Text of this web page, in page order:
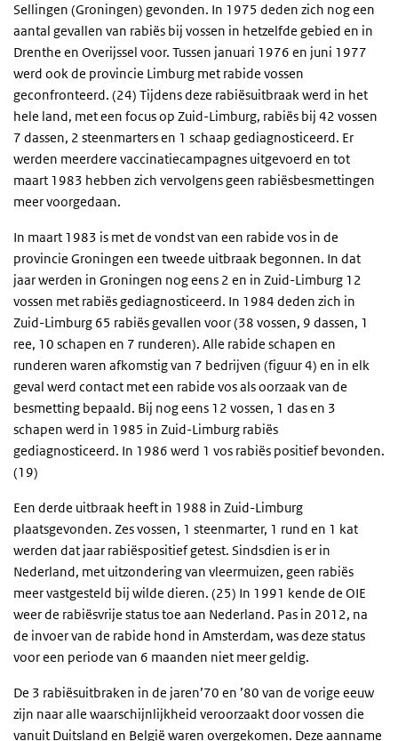
Sellingen (Groningen) gevonden. In 1975 deden zich nog een
aantal gevallen van rabiës bij vossen in hetzelfde gebied en in
Drenthe en Overijssel voor. Tussen januari 1976 en juni 1977
werd ook de provincie Limburg met rabide vossen
geconfronteerd. (24) Tijdens deze rabiësuitbraak werd in het
hele land, met een focus op Zuid-Limburg, rabiës bij 42 vossen
7 dassen, 2 steenmarters en 1 schaap gediagnosticeerd. Er
werden meerdere vaccinatiecampagnes uitgevoerd en tot
maart 1983 hebben zich vervolgens geen rabiësbesmettingen
meer voorgedaan.
In maart 1983 is met de vondst van een rabide vos in de
provincie Groningen een tweede uitbraak begonnen. In dat
jaar werden in Groningen nog eens 2 en in Zuid-Limburg 12
vossen met rabiës gediagnosticeerd. In 1984 deden zich in
Zuid-Limburg 65 rabiës gevallen voor (38 vossen, 9 dassen, 1
ree, 10 schapen en 7 runderen). Alle rabide schapen en
runderen waren afkomstig van 7 bedrijven (figuur 4) en in elk
geval werd contact met een rabide vos als oorzaak van de
besmetting bepaald. Bij nog eens 12 vossen, 1 das en 3
schapen werd in 1985 in Zuid-Limburg rabiës
gediagnosticeerd. In 1986 werd 1 vos rabiës positief bevonden.
(19)
Een derde uitbraak heeft in 1988 in Zuid-Limburg
plaatsgevonden. Zes vossen, 1 steenmarter, 1 rund en 1 kat
werden dat jaar rabiëspositief getest. Sindsdien is er in
Nederland, met uitzondering van vleermuizen, geen rabiës
meer vastgesteld bij wilde dieren. (25) In 1991 kende de OIE
weer de rabiësvrije status toe aan Nederland. Pas in 2012, na
de invoer van de rabide hond in Amsterdam, was deze status
voor een periode van 6 maanden niet meer geldig.
De 3 rabiësuitbraken in de jaren’70 en ’80 van de vorige eeuw
zijn naar alle waarschijnlijkheid veroorzaakt door vossen die
vanuit Duitsland en België waren overgekomen. Deze aanname